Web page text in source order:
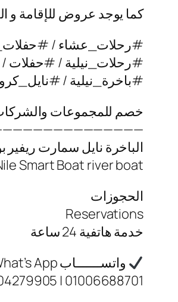
كما يوجد عروض للإقامة و
#رحلات_عشاء /
#رحلات_نيلية / #حفلات /
#باخرة_نيلية /
خصم للمجموعات
الباخرة نايل سمارت ريفير بوت 5
Smart Boat river boat
الحجوزات
Reservations
خدمة هاتفية 24 ساعة
واتســـــــاب What’s App : –
01006688701 | 01004279905| 01149959199